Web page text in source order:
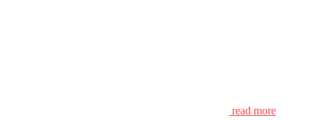
read more